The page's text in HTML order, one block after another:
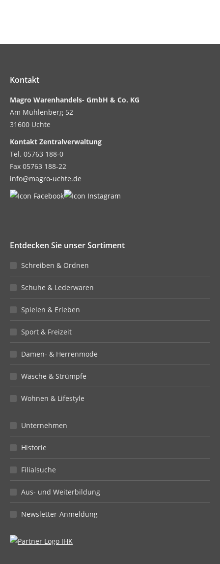
Kontakt
Magro Warenhandels- GmbH & Co. KG
Am Mühlenberg 52
31600 Uchte
Kontakt Zentralverwaltung
Tel. 05763 188-0
Fax 05763 188-22
info@magro-uchte.de
Entdecken Sie unser Sortiment
Schreiben & Ordnen
Schuhe & Lederwaren
Spielen & Erleben
Sport & Freizeit
Damen- & Herrenmode
Wäsche & Strümpfe
Wohnen & Lifestyle
Unternehmen
Historie
Filialsuche
Aus- und Weiterbildung
Newsletter-Anmeldung